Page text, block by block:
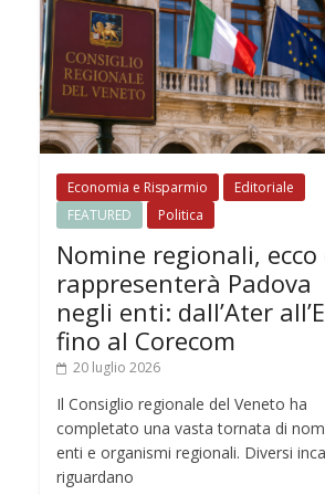
Economia e Risparmio
Editoriale
FEATURED
Politica
Nomine regionali, ecco
rappresenterà Padova
negli enti: dall’Ater
fino al Corecom
20 luglio 2026
Il Consiglio regionale del Veneto ha
completato una vasta tornata di
enti e organismi regionali. Diversi
riguardano